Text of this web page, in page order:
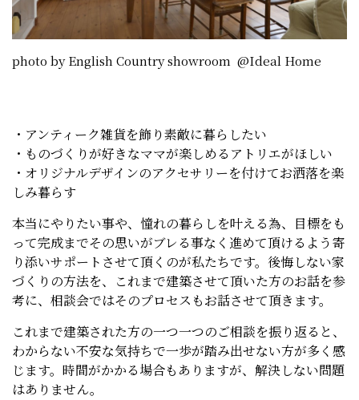
photo by English Country showroom @Ideal Home
・アンティーク雑貨を飾り素敵に暮らしたい
・ものづくりが好きなママが楽しめるアトリエがほしい
・オリジナルデザインのアクセサリーを付けてお洒落を楽
しみ暮らす
本当にやりたい事や、憧れの暮らしを叶える為、目標をも
って完成までその思いがブレる事なく進めて頂けるよう寄
り添いサポートさせて頂くのが私たちです。後悔しない家
づくりの方法を、これまで建築させて頂いた方のお話を参
考に、相談会ではそのプロセスもお話させて頂きます。
これまで建築された方の一つ一つのご相談を振り返ると、
わからない不安な気持ちで一歩が踏み出せない方が多く感
じます。時間がかかる場合もありますが、解決しない問題
はありません。